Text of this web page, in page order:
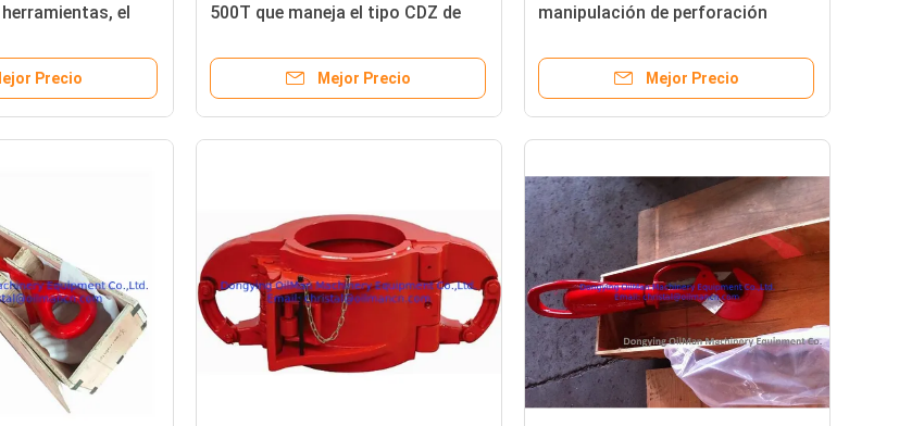
el
Precio
500T que maneja el tipo CDZ de
Mejor Precio
manipulación de perforación
toneladas 25 toneladas
Mejor Precio